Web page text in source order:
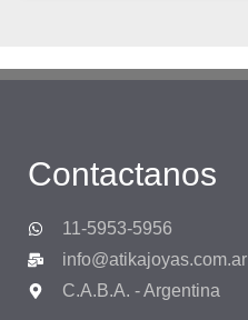
Contactanos
11-5953-5956
info@atikajoyas.com.ar
C.A.B.A. - Argentina